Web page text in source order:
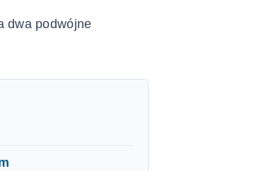
dwa podwójne